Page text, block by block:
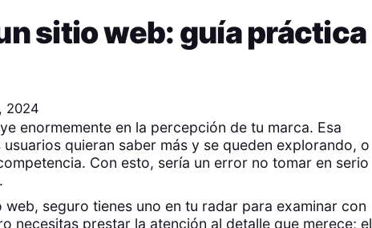
sitio web: guía práctica
2024
enormemente en la percepción de tu marca. Esa
quieran saber más y se queden explorando, o
Con esto, sería un error no tomar en serio
seguro tienes uno en tu radar para examinar con
necesitas prestar la atención al detalle que merece; el